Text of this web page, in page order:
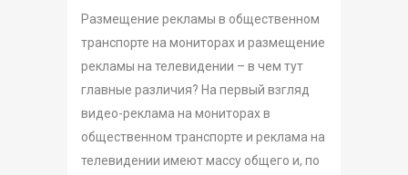
Размещение рекламы в общественном
транспорте на мониторах и размещение
рекламы на телевидении – в чем тут
главные различия? На первый взгляд
видео-реклама на мониторах в
общественном транспорте и реклама на
телевидении имеют массу общего и, по